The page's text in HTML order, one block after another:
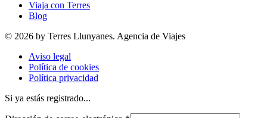
Viaja con Terres
Blog
© 2026 by Terres Llunyanes. Agencia de Viajes
Aviso legal
Política de cookies
Política privacidad
Si ya estás registrado...